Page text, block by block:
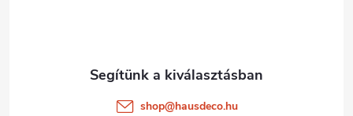
shop@hausdeco.hu